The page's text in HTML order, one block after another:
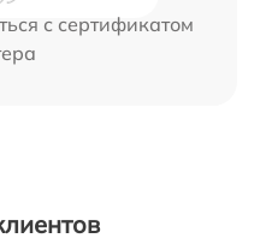
с сертификатом